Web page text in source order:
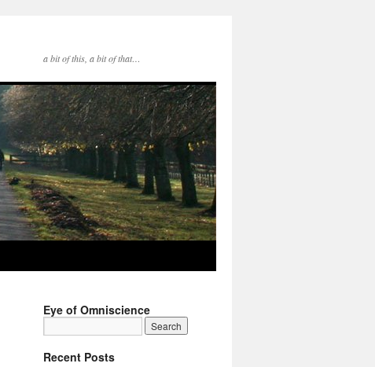
a bit of this, a bit of that…
Eye of Omniscience
Recent Posts